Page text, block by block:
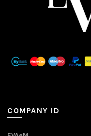
COMPANY ID